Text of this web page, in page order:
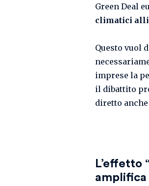
Green Deal
climatici
Questo vuol
imprese la
il dibattito
diretto
L’effetto
amplifica